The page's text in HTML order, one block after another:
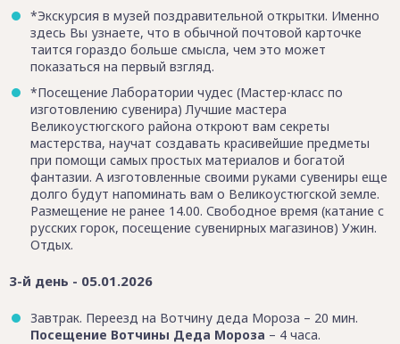
*Экскурсия в музей поздравительной открытки. Именно
здесь Вы узнаете, что в обычной почтовой карточке
таится гораздо больше смысла, чем это может
показаться на первый взгляд.
*Посещение Лаборатории чудес (Мастер-класс по
изготовлению сувенира) Лучшие мастера
Великоустюгского района откроют вам секреты
мастерства, научат создавать красивейшие предметы
при помощи самых простых материалов и богатой
фантазии. А изготовленные своими руками сувениры еще
долго будут напоминать вам о Великоустюгской земле.
Размещение не ранее 14.00. Свободное время (катание с
русских горок, посещение сувенирных магазинов) Ужин.
Отдых.
3-й день - 05.01.2026
Завтрак. Переезд на Вотчину деда Мороза – 20 мин.
Посещение Вотчины Деда Мороза – 4 часа.